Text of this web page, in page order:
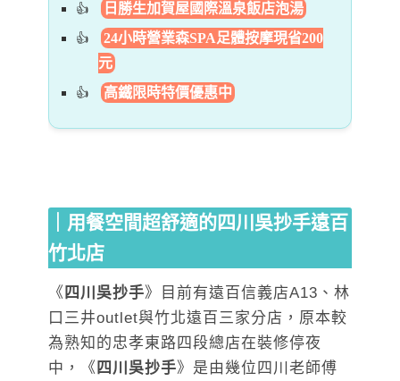
日勝生加賀屋國際溫泉飯店泡湯
24小時營業森SPA足體按摩現省200
元
高鐵限時特價優惠中
｜用餐空間超舒適的四川吳抄手遠百
竹北店
《 四川吳抄手》目前有遠百信義店A13、林
口三井outlet與竹北遠百三家分店，原本較
為熟知的忠孝東路四段總店在裝修停夜
中，《 四川吳抄手》是由幾位四川老師傅